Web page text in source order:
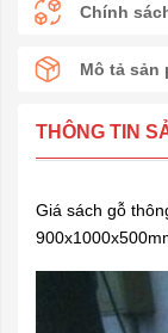
Chính
Mô tả sản
THÔNG TIN
Giá sách gỗ